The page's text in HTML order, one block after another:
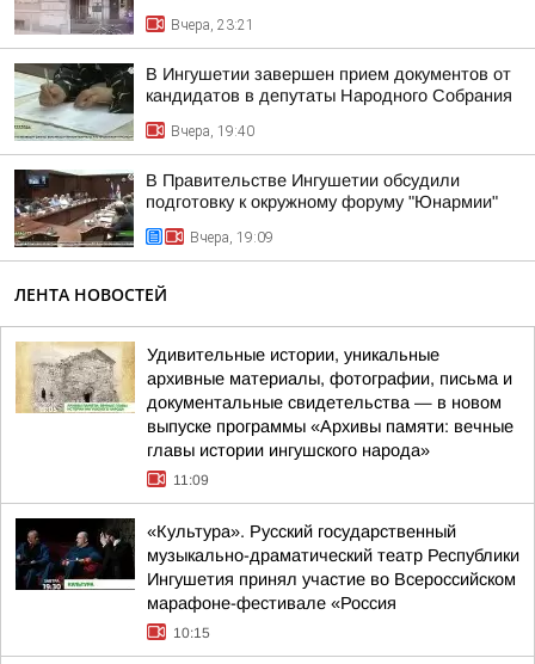
Вчера, 23:21
В Ингушетии завершен прием документов от
кандидатов в депутаты Народного Собрания
Вчера, 19:40
В Правительстве Ингушетии обсудили
подготовку к окружному форуму "Юнармии"
Вчера, 19:09
ЛЕНТА НОВОСТЕЙ
Удивительные истории, уникальные
архивные материалы, фотографии, письма и
документальные свидетельства — в новом
выпуске программы «Архивы памяти: вечные
главы истории ингушского народа»
11:09
«Культура». Русский государственный
музыкально-драматический театр Республики
Ингушетия принял участие во Всероссийском
марафоне-фестивале «Россия
10:15